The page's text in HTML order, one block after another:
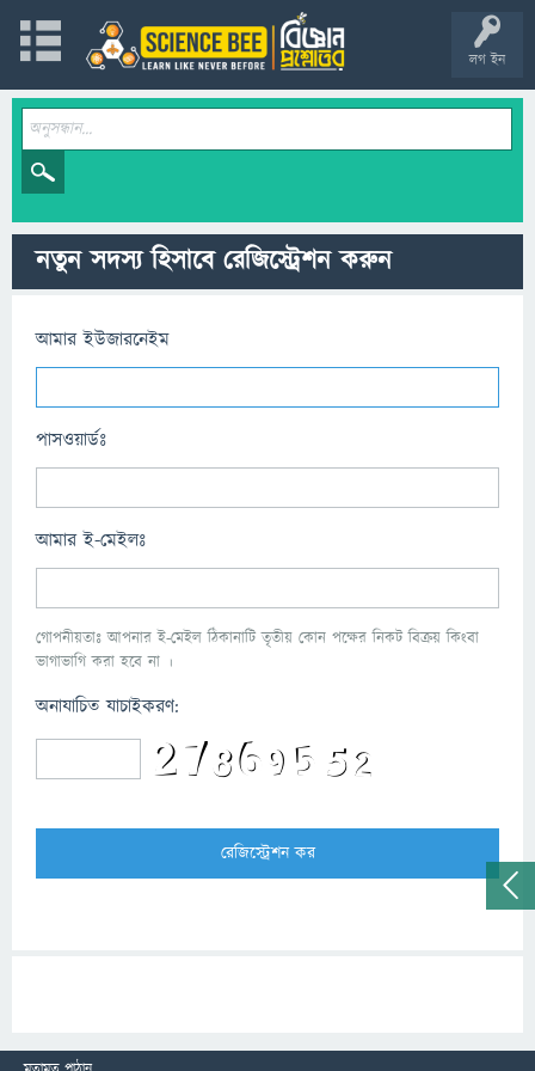
লগ ইন
নতুন সদস্য হিসাবে রেজিস্ট্রেশন করুন
আমার ইউজারনেইম
পাসওয়ার্ডঃ
আমার ই-মেইলঃ
গোপনীয়তাঃ আপনার ই-মেইল ঠিকানাটি তৃতীয় কোন পক্ষের নিকট বিক্রয় কিংবা
ভাগাভাগি করা হবে না ।
অনাযাচিত যাচাইকরণ: